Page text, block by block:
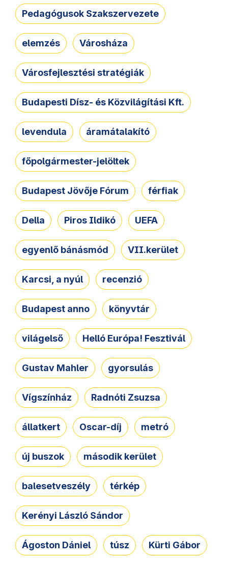
Pedagógusok Szakszervezete
elemzés Városháza
Városfejlesztési stratégiák
Budapesti Dísz- és Közvilágítási Kft.
levendula áramátalakító
főpolgármester-jelöltek
Budapest Jövője Fórum férfiak
Della Piros Ildikó UEFA
egyenlő bánásmód VII.kerület
Karcsi, a nyúl recenzió
Budapest anno könyvtár
világelső Helló Európa! Fesztivál
Gustav Mahler gyorsulás
Vígszínház Radnóti Zsuzsa
állatkert Oscar-díj metró
új buszok második kerület
balesetveszély térkép
Kerényi László Sándor
Ágoston Dániel túsz Kürti Gábor